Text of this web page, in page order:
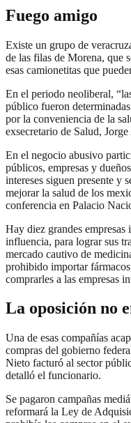
Fuego amigo
Existe un grupo de
de las filas de Morena, que
esas camionetitas que
En el periodo neoliberal,
público fueron
por la conveniencia de la
exsecretario de Salud,
En el negocio abusivo
públicos, empresas y
intereses siguen presente y
mejorar la salud de los
conferencia en Palacio
Hay diez grandes empresas
influencia, para lograr sus
mercado cautivo de
prohibido importar
comprarles a las empresas
La oposición no
Una de esas compañías
compras del gobierno
Nieto facturó al sector
detalló el funcionario.
Se pagaron campañas
reformará la Ley de